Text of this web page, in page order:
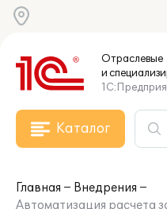
Отраслевые
и
Каталог
Главная
Внедрения
Автоматизация расчета